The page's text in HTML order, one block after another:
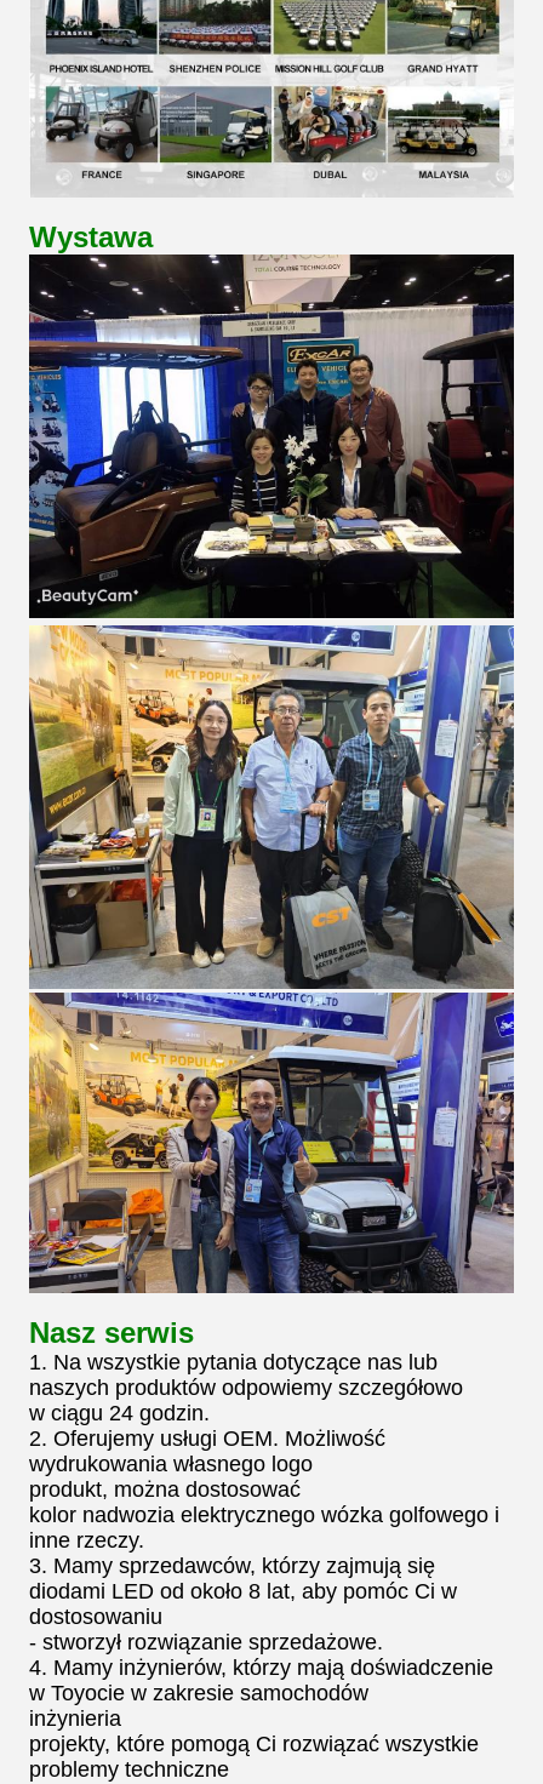
Wystawa
Nasz serwis
1. Na wszystkie pytania dotyczące nas lub
naszych produktów odpowiemy szczegółowo
w ciągu 24 godzin.
2. Oferujemy usługi OEM. Możliwość
wydrukowania własnego logo
produkt, można dostosować
kolor nadwozia elektrycznego wózka golfowego i
inne rzeczy.
3. Mamy sprzedawców, którzy zajmują się
diodami LED od około 8 lat, aby pomóc Ci w
dostosowaniu
- stworzył rozwiązanie sprzedażowe.
4. Mamy inżynierów, którzy mają doświadczenie
w Toyocie w zakresie samochodów
inżynieria
projekty, które pomogą Ci rozwiązać wszystkie
problemy techniczne